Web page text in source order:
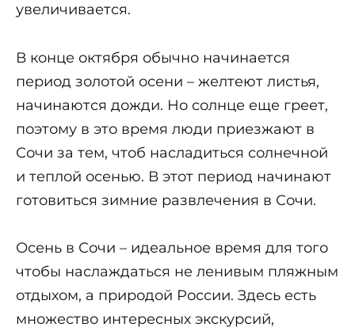
увеличивается.
В конце октября обычно начинается
период золотой осени – желтеют листья,
начинаются дожди. Но солнце еще греет,
поэтому в это время люди приезжают в
Сочи за тем, чтоб насладиться солнечной
и теплой осенью. В этот период начинают
готовиться зимние развлечения в Сочи.
Осень в Сочи – идеальное время для того
чтобы наслаждаться не ленивым пляжным
отдыхом, а природой России. Здесь есть
множество интересных экскурсий,